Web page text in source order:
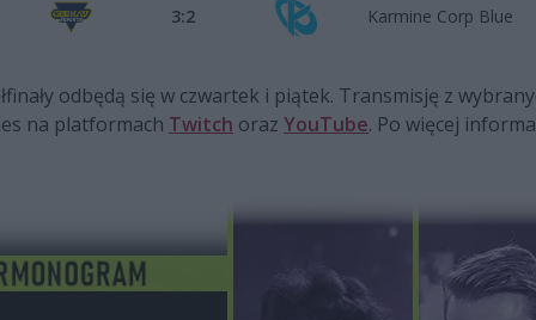
3:2 Karmine Corp Blue
odbędą się w czwartek i piątek. Transmisję z
na platformach Twitch oraz YouTube. Po więcej